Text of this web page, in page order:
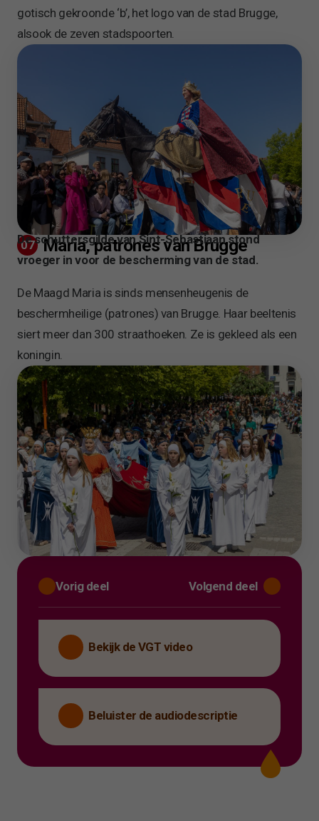
gotisch gekroonde ‘b’, het logo van de stad Brugge,
alsook de zeven stadspoorten.
07 Maria, patrones van Brugge
De schuttersgilde van Sint-Sebastiaan stond
vroeger in voor de bescherming van de stad.
De Maagd Maria is sinds mensenheugenis de
beschermheilige (patrones) van Brugge. Haar beeltenis
siert meer dan 300 straathoeken. Ze is gekleed als een
koningin.
Vorig deel Volgend deel
Bekijk de VGT video
Beluister de audiodescriptie